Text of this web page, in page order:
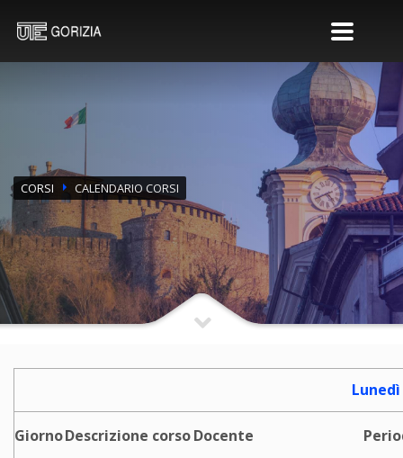
CORSI CALENDARIO CORSI
Lunedì
GiornoDescrizione corsoDocente